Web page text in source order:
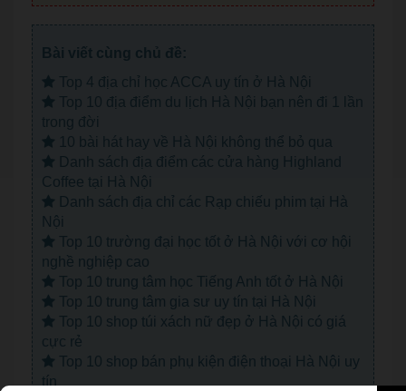
Bài viết cùng chủ đề:
Top 4 địa chỉ học ACCA uy tín ở Hà Nội
Top 10 địa điểm du lịch Hà Nội bạn nên đi 1 lần
trong đời
10 bài hát hay về Hà Nội không thể bỏ qua
Danh sách địa điểm các cửa hàng Highland
Coffee tại Hà Nội
Danh sách địa chỉ các Rạp chiếu phim tại Hà
Nội
Top 10 trường đại học tốt ở Hà Nội với cơ hội
nghề nghiệp cao
Top 10 trung tâm học Tiếng Anh tốt ở Hà Nội
Top 10 trung tâm gia sư uy tín tại Hà Nội
Top 10 shop túi xách nữ đẹp ở Hà Nội có giá
cực rẻ
Top 10 shop bán phụ kiện điện thoại Hà Nội uy
tín